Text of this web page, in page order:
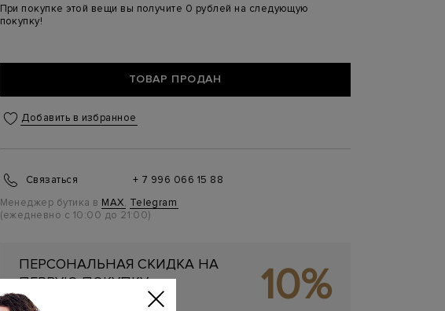
При покупке этой вещи вы получите 0 рублей на следующую
покупку!
ТОВАР ПРОДАН
Добавить в избранное
Связаться
+ 7 996 066 15 88
Менеджер бутика в MAX, Telegram
(ежедневно с 10:00 до 21:00)
ПЕРСОНАЛЬНАЯ СКИДКА НА
ПЕРВУЮ ПОКУПКУ
Подробнее 10%